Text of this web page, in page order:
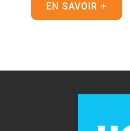
EN SAVOIR +